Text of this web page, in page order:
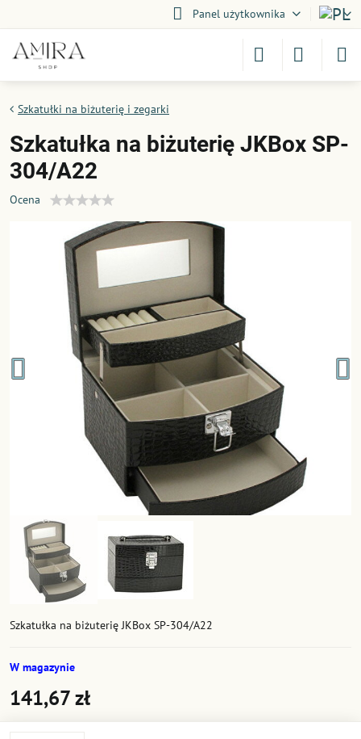
Panel użytkownika
Szkatułki na biżuterię i zegarki
Szkatułka na biżuterię JKBox SP-
304/A22
Ocena
Szkatułka na biżuterię JKBox SP-304/A22
W magazynie
141,67 zł